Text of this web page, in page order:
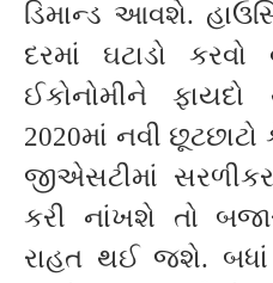
ડિમાન્ડ આવશે.
દરમાં ઘટાડો
ઈકોનોમીને
2020માં નવી
જીએસટીમાં
કરી નાંખશે તો
રાહત થઈ જશે.